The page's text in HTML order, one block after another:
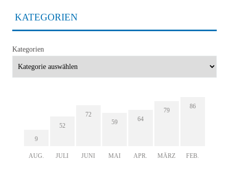
KATEGORIEN
Kategorien
9
AUG.
52
JULI
72
JUNI
59
MAI
64
APR.
79
MÄRZ
86
FEB.